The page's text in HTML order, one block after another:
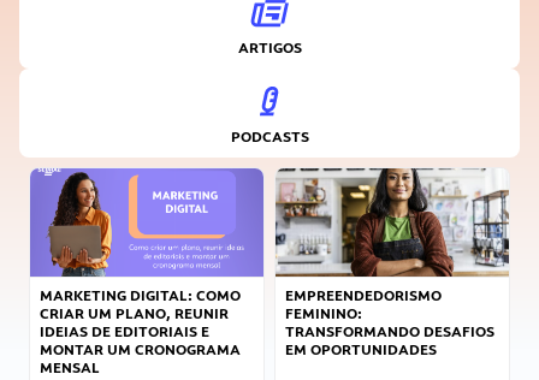
ARTIGOS
PODCASTS
MARKETING DIGITAL: COMO
CRIAR UM PLANO, REUNIR
IDEIAS DE EDITORIAIS E
MONTAR UM CRONOGRAMA
MENSAL
EMPREENDEDORISMO
FEMININO:
TRANSFORMANDO DESAFIOS
EM OPORTUNIDADES